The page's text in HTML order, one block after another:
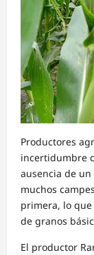
Productores
incertidumbre
ausencia de
muchos
primera, lo
de granos
El productor